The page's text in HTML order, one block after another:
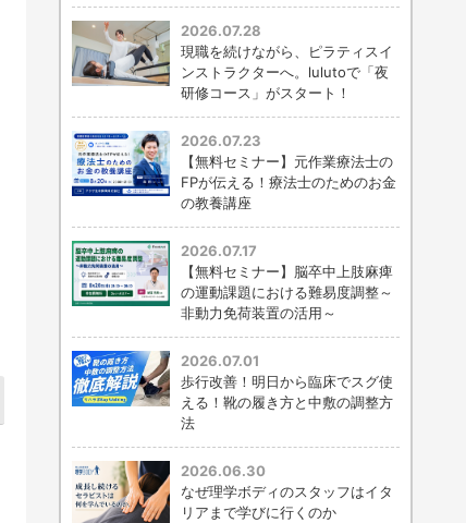
2026.07.28
現職を続けながら、ピラティスイ
ンストラクターへ。lulutoで「夜
研修コース」がスタート！
2026.07.23
【無料セミナー】元作業療法士の
FPが伝える！療法士のためのお金
の教養講座
2026.07.17
【無料セミナー】脳卒中上肢麻痺
の運動課題における難易度調整～
非動力免荷装置の活用～
2026.07.01
歩行改善！明日から臨床でスグ使
える！靴の履き方と中敷の調整方
法
2026.06.30
なぜ理学ボディのスタッフはイタ
リアまで学びに行くのか